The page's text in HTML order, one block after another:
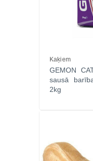
Kaķiem
GEMON
sausā
2kg